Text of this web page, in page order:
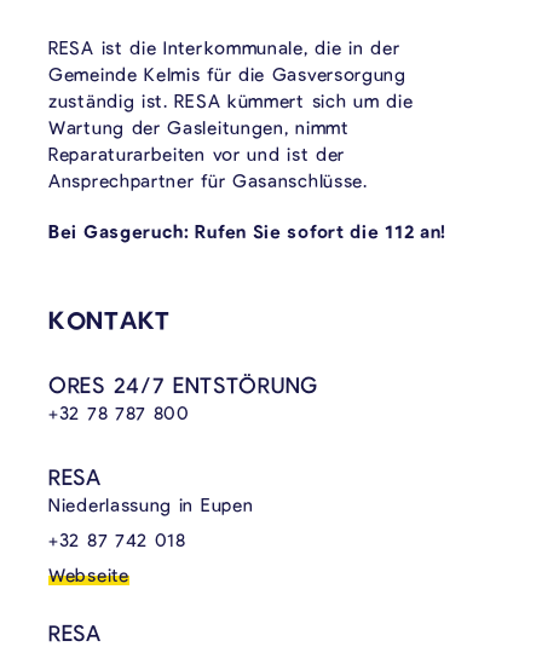
RESA ist die Interkommunale, die in der
Gemeinde Kelmis für die Gasversorgung
zuständig ist. RESA kümmert sich um die
Wartung der Gasleitungen, nimmt
Reparaturarbeiten vor und ist der
Ansprechpartner für Gasanschlüsse.
Bei Gasgeruch: Rufen Sie sofort die 112 an!
KONTAKT
ORES 24/7 ENTSTÖRUNG
+32 78 787 800
RESA
Niederlassung in Eupen
+32 87 742 018
Webseite
RESA